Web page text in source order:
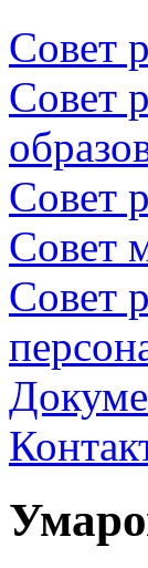
Совет
Совет
Совет
Совет
Совет